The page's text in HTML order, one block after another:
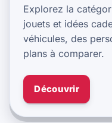
Explorez la
jouets et idées
véhicules, des
plans à comparer.
Découvrir